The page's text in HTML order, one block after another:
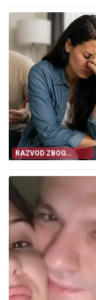
RAZVOD ZBOG
SITNICE